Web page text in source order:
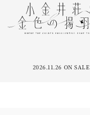
2026.11.26 ON SALE